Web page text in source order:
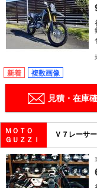
新着 複数画像
見積・在庫確
ＭＯＴＯ
ＧＵＺＺＩ
Ｖ７レーサー